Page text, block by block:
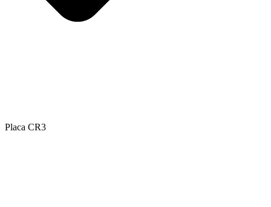
Placa CR3